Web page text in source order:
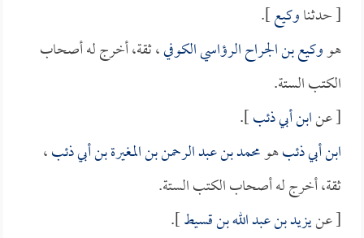
[ حدثناوكيع].
هووكيع بن الجراح الرؤاسي الكوفي، ثقة، أخرج له أصحاب
الكتب الستة.
[ عنابن أبي ذئب].
ابن أبي ذئبهومحمد بن عبد الرحمن بن المغيرة بن أبي ذئب،
ثقة، أخرج له أصحاب الكتب الستة.
[ عنيزيد بن عبد الله بن قسيط].